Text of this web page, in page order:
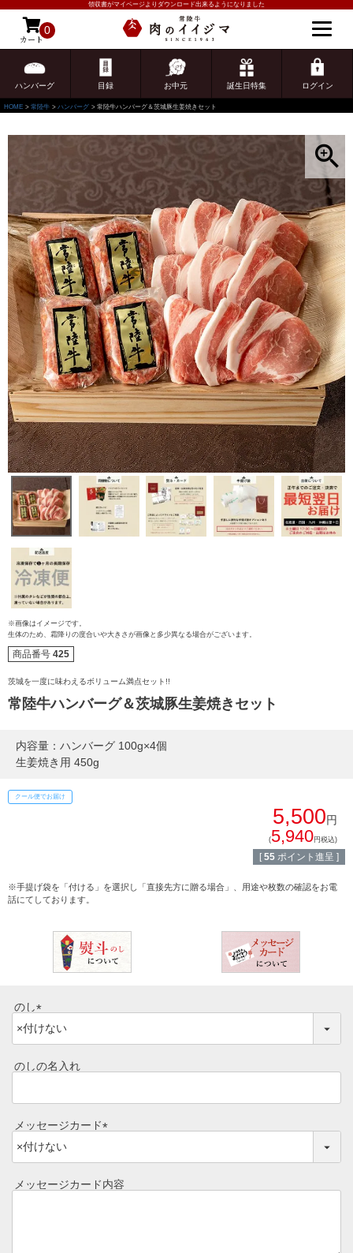
領収書がマイページよりダウンロード出来るようになりました
カート
0
ハンバーグ 目録 お中元 誕生日特集 ログイン
ゲスト 様こんにちは
ログイン
ご注文ガイド
熨斗・カード
イイジマとは
常陸牛とは？
食べ方レシピ
焼き方レシピ
レビュー一覧
ご予算から選ぶ
牛肉部位一覧
すき焼き
ハンバーグ
レトルトカレー
商品券
HOME 常陸牛 ハンバーグ 常陸牛ハンバーグ＆茨城豚生姜焼きセット
※画像はイメージです。
生体のため、霜降りの度合いや大きさが画像と多少異なる場合がございます。
商品番号 425
茨城を一度に味わえるボリューム満点セット!!
常陸牛ハンバーグ＆茨城豚生姜焼きセット
内容量：ハンバーグ 100g×4個
生姜焼き用 450g
クール便でお届け
5,500円
(5,940円税込)
[ 55 ポイント進呈 ]
※手提げ袋を「付ける」を選択し「直接先方に贈る場合」、用途や枚数の確認をお電
話にてしております。
のし
(
必
須
のしの名入れ
メッセージカード
必
須
メッセージカード内容